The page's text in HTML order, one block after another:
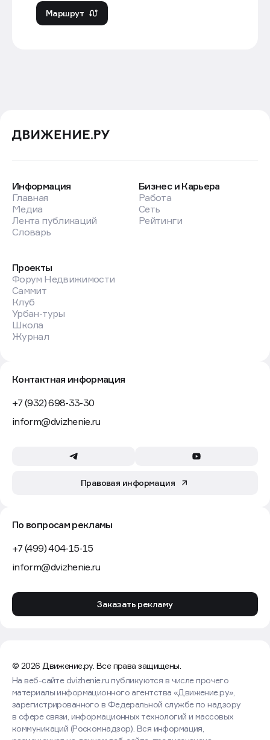
Маршрут
Информация
Главная
Медиа
Лента публикаций
Словарь
Бизнес и Карьера
Работа
Сеть
Рейтинги
Проекты
Форум Недвижимости
Саммит
Клуб
Урбан-туры
Школа
Журнал
Контактная информация
+7 (932) 698-33-30
inform@dvizhenie.ru
Правовая информация
По вопросам рекламы
+7 (499) 404-15-15
inform@dvizhenie.ru
Заказать рекламу
© 2026 Движение.ру. Все права защищены.
На веб-сайте dvizhenie.ru публикуются в числе прочего
материалы информационного агентства «Движение.ру»,
зарегистрированного в Федеральной службе по надзору
в сфере связи, информационных технологий и массовых
коммуникаций (Роскомнадзор). Вся информация,